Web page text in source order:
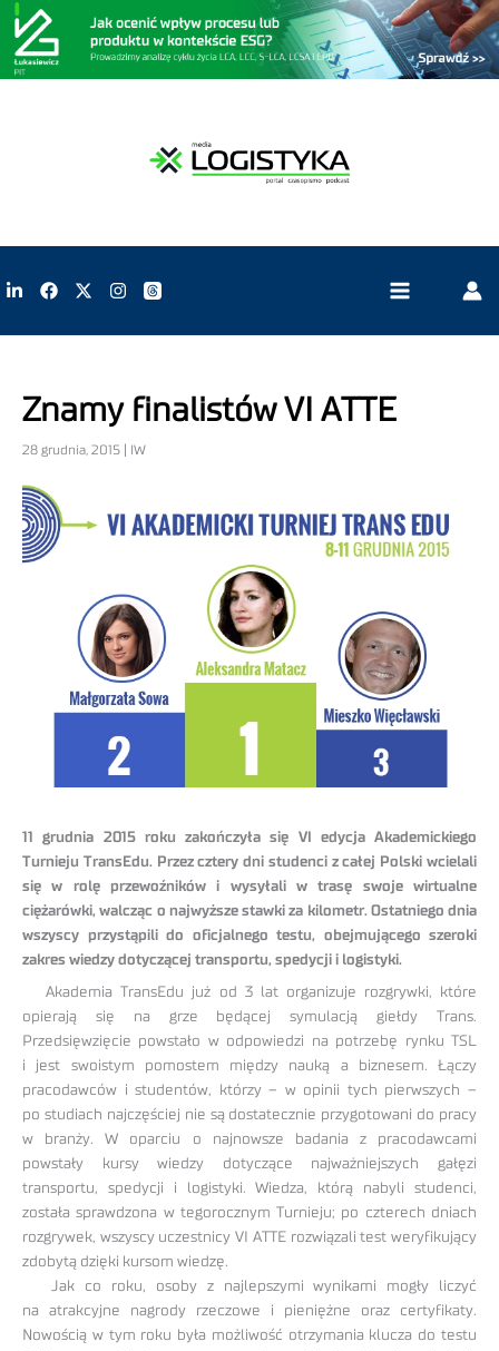
Znamy finalistów VI ATTE
28 grudnia, 2015 | IW
11 grudnia 2015 roku zakończyła się VI edycja Akademickiego
Turnieju TransEdu. Przez cztery dni studenci z całej Polski wcielali
się w rolę przewoźników i wysyłali w trasę swoje wirtualne
ciężarówki, walcząc o najwyższe stawki za kilometr. Ostatniego dnia
wszyscy przystąpili do oficjalnego testu, obejmującego szeroki
zakres wiedzy dotyczącej transportu, spedycji i logistyki.
Akademia TransEdu już od 3 lat organizuje rozgrywki, które
opierają się na grze będącej symulacją giełdy Trans.
Przedsięwzięcie powstało w odpowiedzi na potrzebę rynku TSL
i jest swoistym pomostem między nauką a biznesem. Łączy
pracodawców i studentów, którzy – w opinii tych pierwszych –
po studiach najczęściej nie są dostatecznie przygotowani do pracy
w branży. W oparciu o najnowsze badania z pracodawcami
powstały kursy wiedzy dotyczące najważniejszych gałęzi
transportu, spedycji i logistyki. Wiedza, którą nabyli studenci,
została sprawdzona w tegorocznym Turnieju; po czterech dniach
rozgrywek, wszyscy uczestnicy VI ATTE rozwiązali test weryfikujący
zdobytą dzięki kursom wiedzę.
Jak co roku, osoby z najlepszymi wynikami mogły liczyć
na atrakcyjne nagrody rzeczowe i pieniężne oraz certyfikaty.
Nowością w tym roku była możliwość otrzymania klucza do testu